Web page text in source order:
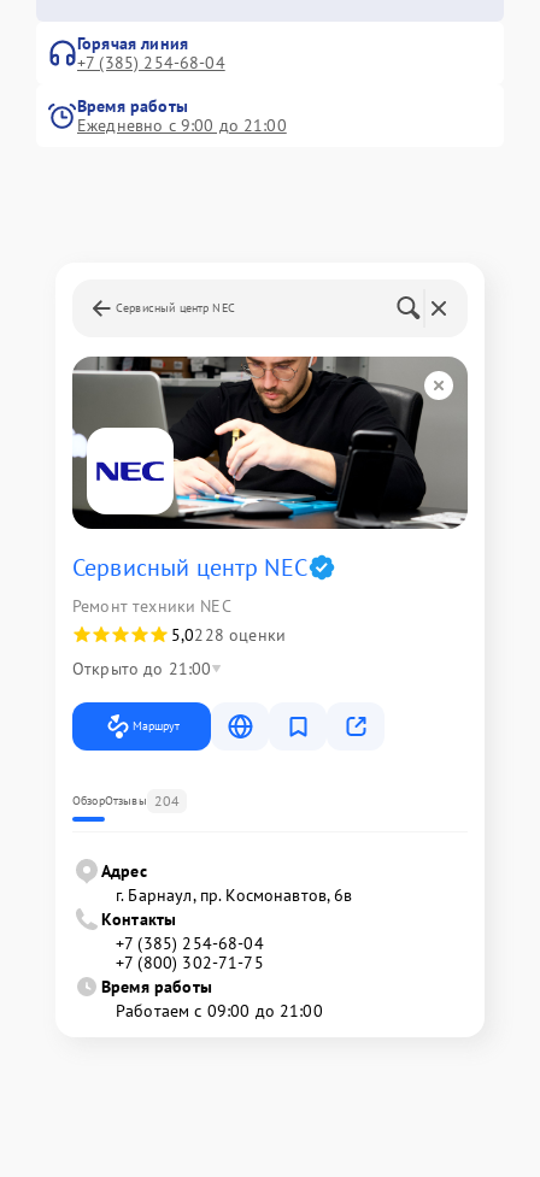
Горячая линия
+7 (385) 254-68-04
Время работы
Ежедневно с 9:00 до 21:00
Сервисный центр NEC
Сервисный центр NEC
Ремонт техники NEC
5,0228 оценки
Открыто до 21:00
Маршрут
ОбзорОтзывы 204
Адрес
г. Барнаул, ​пр. Космонавтов, 6в
Контакты
+7 (385) 254-68-04
+7 (800) 302-71-75
Время работы
Работаем с 09:00 до 21:00